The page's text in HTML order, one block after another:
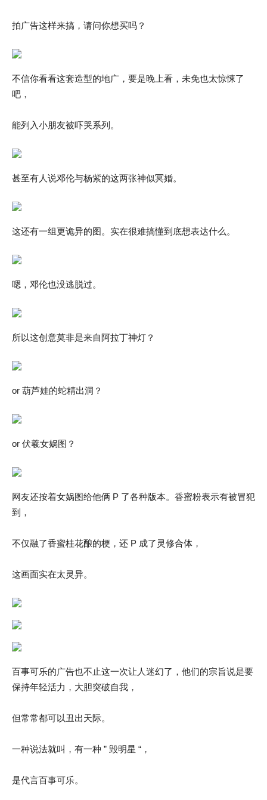
拍广告这样来搞，请问你想买吗？
不信你看看这套造型的地广，要是晚上看，未免也太惊悚了
吧，
能列入小朋友被吓哭系列。
甚至有人说邓伦与杨紫的这两张神似冥婚。
这还有一组更诡异的图。实在很难搞懂到底想表达什么。
嗯，邓伦也没逃脱过。
所以这创意莫非是来自阿拉丁神灯？
or 葫芦娃的蛇精出洞？
or 伏羲女娲图？
网友还按着女娲图给他俩 P 了各种版本。香蜜粉表示有被冒犯
到，
不仅融了香蜜桂花酿的梗，还 P 成了灵修合体，
这画面实在太灵异。
百事可乐的广告也不止这一次让人迷幻了，他们的宗旨说是要
保持年轻活力，大胆突破自我，
但常常都可以丑出天际。
一种说法就叫，有一种 ” 毁明星 “，
是代言百事可乐。